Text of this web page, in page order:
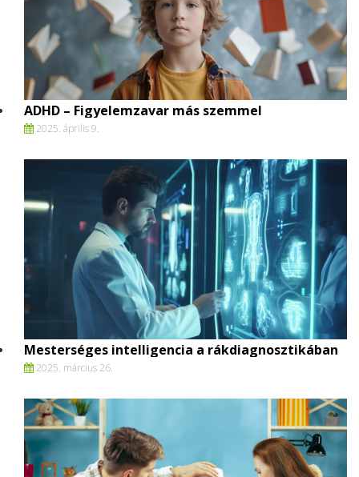
ADHD – Figyelemzavar más szemmel
2025. április 9.
Mesterséges intelligencia a rákdiagnosztikában
2025. március 26.